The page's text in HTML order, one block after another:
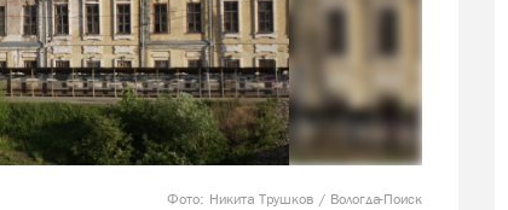
Фото: Никита Трушков / Вологда-Поиск